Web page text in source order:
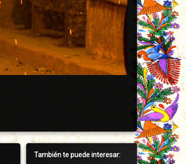
Barra
También te puede interesar: